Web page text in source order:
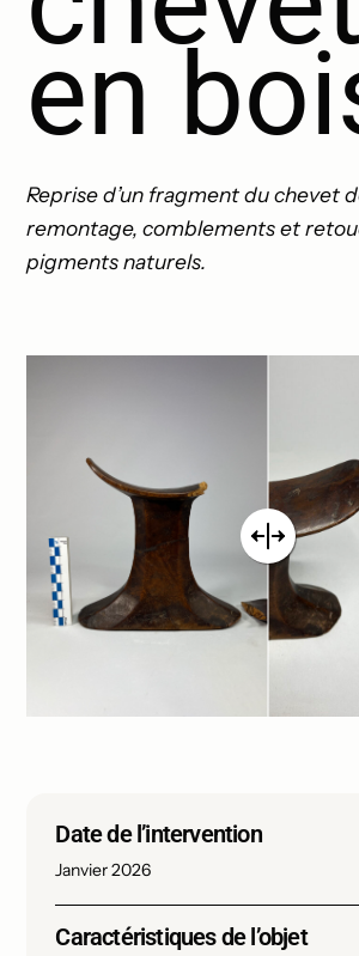
Réalisations
Devis
en
Reprise d’un fragment du chevet
remontage, comblements et
pigments naturels.
Date de l’intervention
Janvier 2026
Caractéristiques de l’objet